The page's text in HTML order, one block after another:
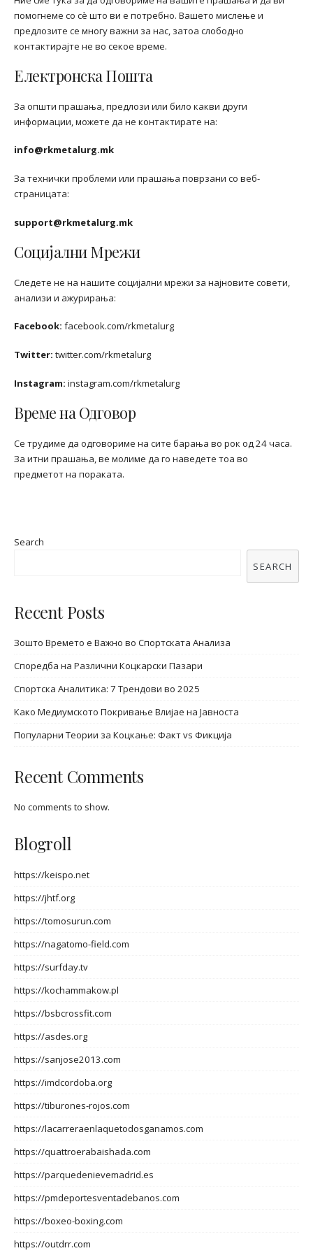
помогнеме со сè што ви е потребно. Вашето мислење и
предлозите се многу важни за нас, затоа слободно
контактирајте не во секое време.
Електронска Пошта
За општи прашања, предлози или било какви други
информации, можете да не контактирате на:
info@rkmetalurg.mk
За технички проблеми или прашања поврзани со веб-
страницата:
support@rkmetalurg.mk
Социјални Мрежи
Следете не на нашите социјални мрежи за најновите совети,
анализи и ажурирања:
Facebook: facebook.com/rkmetalurg
Twitter: twitter.com/rkmetalurg
Instagram: instagram.com/rkmetalurg
Време на Одговор
Се трудиме да одговориме на сите барања во рок од 24 часа.
За итни прашања, ве молиме да го наведете тоа во
предметот на пораката.
Search
SEARCH
Recent Posts
Зошто Времето е Важно во Спортската Анализа
Споредба на Различни Коцкарски Пазари
Спортска Аналитика: 7 Трендови во 2025
Како Медиумското Покривање Влијае на Јавноста
Популарни Теории за Коцкање: Факт vs Фикција
Recent Comments
No comments to show.
Blogroll
https://keispo.net
https://jhtf.org
https://tomosurun.com
https://nagatomo-field.com
https://surfday.tv
https://kochammakow.pl
https://bsbcrossfit.com
https://asdes.org
https://sanjose2013.com
https://imdcordoba.org
https://tiburones-rojos.com
https://lacarreraenlaquetodosganamos.com
https://quattroerabaishada.com
https://parquedenievemadrid.es
https://pmdeportesventadebanos.com
https://boxeo-boxing.com
https://outdrr.com